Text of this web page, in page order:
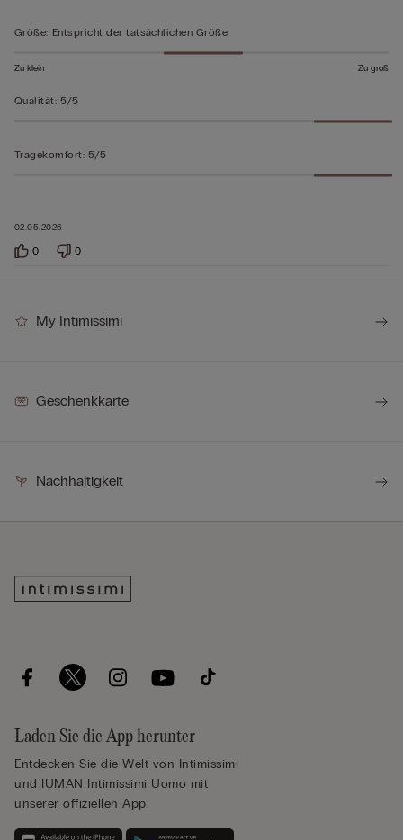
bewertet
02.05.2026
Größe: Entspricht der tatsächlichen Größe
Zu klein Zu groß
Qualität: 5/5
Tragekomfort: 5/5
0 0
My Intimissimi
Geschenkkarte
Nachhaltigkeit
Laden Sie die App herunter
Entdecken Sie die Welt von Intimissimi
und IUMAN Intimissimi Uomo mit
unserer offiziellen App.